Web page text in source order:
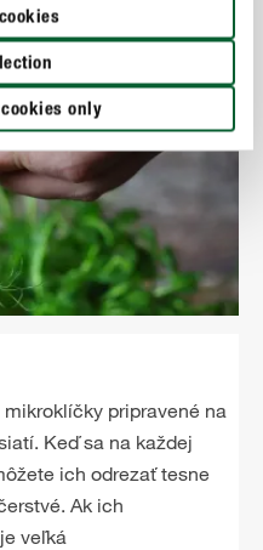
only
pripravené na
Keď sa na každej
ich odrezať tesne
Ak ich
veľká